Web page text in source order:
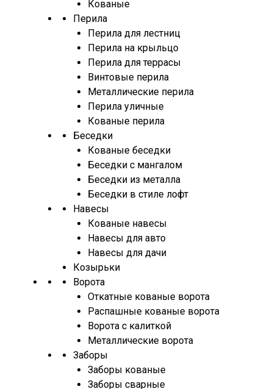
Кованые
Перила
Перила для лестниц
Перила на крыльцо
Перила для террасы
Винтовые перила
Металлические перила
Перила уличные
Кованые перила
Беседки
Кованые беседки
Беседки с мангалом
Беседки из металла
Беседки в стиле лофт
Навесы
Кованые навесы
Навесы для авто
Навесы для дачи
Козырьки
Ворота
Откатные кованые ворота
Распашные кованые ворота
Ворота с калиткой
Металлические ворота
Заборы
Заборы кованые
Заборы сварные